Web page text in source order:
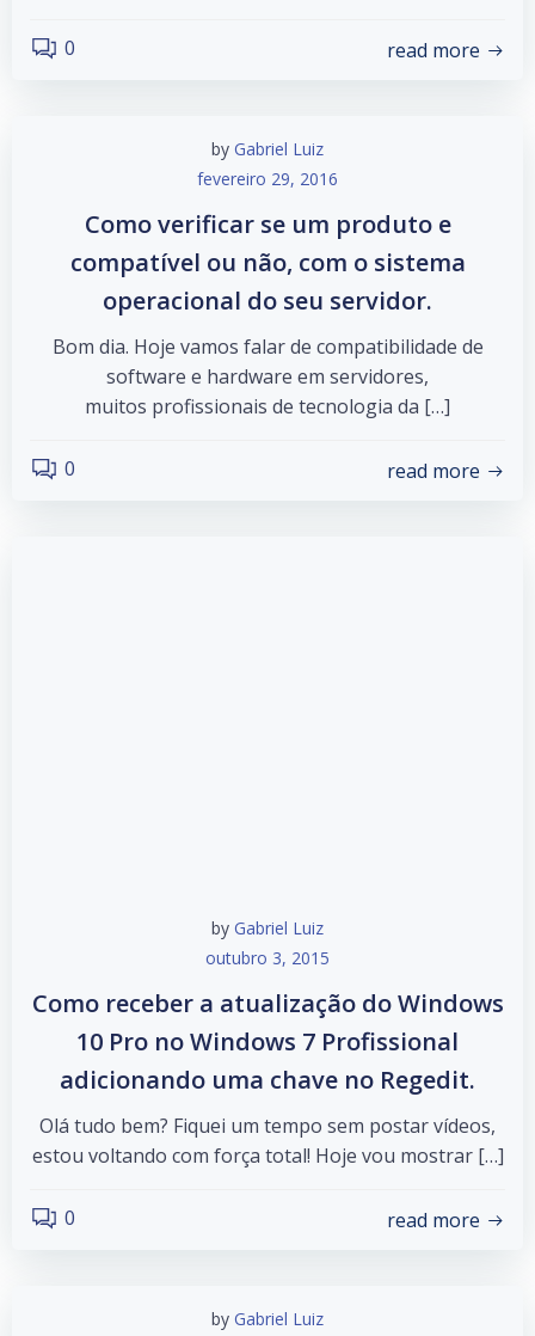
0 read more
by Gabriel Luiz
fevereiro 29, 2016
Como verificar se um produto e
compatível ou não, com o sistema
operacional do seu servidor.
Bom dia. Hoje vamos falar de compatibilidade de
software e hardware em servidores,
muitos profissionais de tecnologia da […]
0 read more
by Gabriel Luiz
outubro 3, 2015
Como receber a atualização do Windows
10 Pro no Windows 7 Profissional
adicionando uma chave no Regedit.
Olá tudo bem? Fiquei um tempo sem postar vídeos,
estou voltando com força total! Hoje vou mostrar […]
0 read more
by Gabriel Luiz